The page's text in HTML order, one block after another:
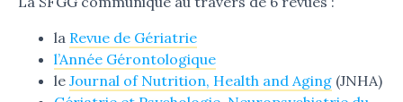
la Revue de Gériatrie
l’Année Gérontologique
le Journal of Nutrition, Health and Aging (JNHA)